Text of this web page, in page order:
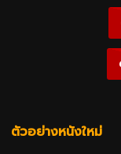
ตัวอย่างหนังใหม่